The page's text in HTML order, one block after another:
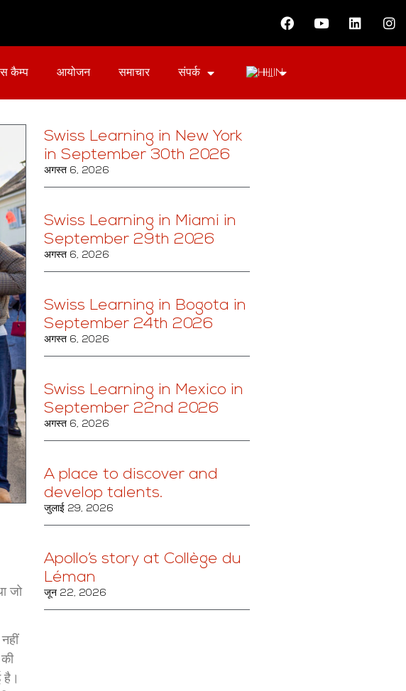
कैम्प आयोजन समाचार संपर्क HI
जो
है।
Swiss Learning in New York
in September 30th 2026
अगस्त 6, 2026
Swiss Learning in Miami in
September 29th 2026
अगस्त 6, 2026
Swiss Learning in Bogota in
September 24th 2026
अगस्त 6, 2026
Swiss Learning in Mexico in
September 22nd 2026
अगस्त 6, 2026
A place to discover and
develop talents.
जुलाई 29, 2026
Apollo’s story at Collège du
Léman
जून 22, 2026